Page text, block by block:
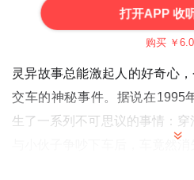
打开APP 收
购买 ￥
灵异故事总能激起人的好奇心
交车的神秘事件。据说在1995
生了一系列不可思议的事情：